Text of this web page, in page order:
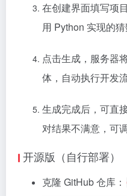
在创建界面填写项
用 Python 实现的猜
点击生成，服务器
体，自动执行开发流
生成完成后，可直
对结果不满意，可
开源版（自行部署）
克隆 GitHub 仓库：